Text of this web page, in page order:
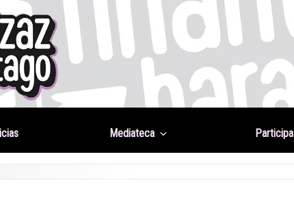
Mediateca Participa